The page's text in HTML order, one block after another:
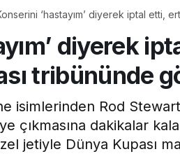
‘hastayım’ diyerek iptal etti,
diyerek
tribününde
isimlerinden Rod
çıkmasına dakikalar
jetiyle Dünya Kupası